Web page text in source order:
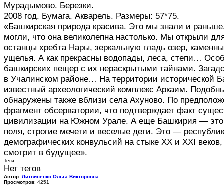
Мурадымово. Березки.
2008 год. Бумага. Акварель. Размеры: 57*75.
«Башкирская природа красива. Это мы знали и
могли, что она великолепна настолько. Мы открыли
останцы хребта Нары, зеркальную гладь озер,
ущелья. А как прекрасны водопады, леса, степи…
башкирских пещер с их нераскрытыми тайнами.
в Учалинском районе… На территории исторической
известный археологический комплекс Аркаим.
обнаружены также вблизи села Ахуново. По
фрагмент обсерватории, что подтверждает факт
цивилизации на Южном Урале. А еще Башкирия —
поля, строгие мечети и веселые дети. Это —
демографических конвульсий на стыке XX и XXI
смотрит в будущее».
Теги
Нет тегов
Автор: Литвиненко Ольга Викторовна
Просмотров: 4251